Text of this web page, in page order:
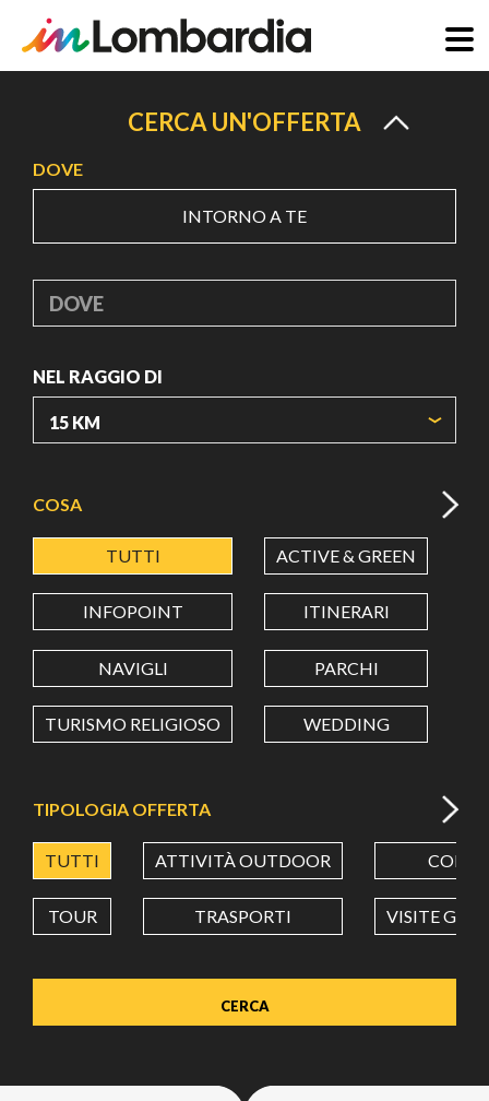
principale
CERCA UN'OFFERTA
DOVE
INTORNO A TE
DOVE
NEL RAGGIO DI
LATITUDINE
LONGITUDINE
Value in decimal degrees. Use dot (.) as decimal separator.
COSA
TUTTI ACTIVE & GREEN
INFOPOINT ITINERARI
NAVIGLI PARCHI
TURISMO RELIGIOSO WEDDING
TIPOLOGIA OFFERTA
TUTTI ATTIVITÀ OUTDOOR CORSI
TOUR TRASPORTI VISITE